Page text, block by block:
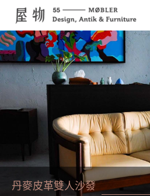
丹麥皮革雙人沙發